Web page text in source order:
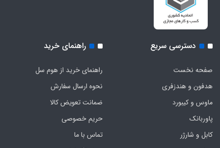
دسترسی سریع
صفحه نخست
هدفون‌ و‌ هندزفری
ماوس و کیبورد
پاوربانک
کابل و شارژر
راهنمای خرید
راهنمای خرید از هوم سل
نحوه ارسال سفارش
ضمانت تعویض کالا
حریم خصوصی
تماس با ما